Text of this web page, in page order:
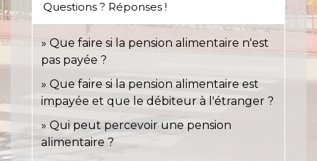
Questions ? Réponses !
Que faire si la pension alimentaire n'est
pas payée ?
Que faire si la pension alimentaire est
impayée et que le débiteur à l'étranger ?
Qui peut percevoir une pension
alimentaire ?